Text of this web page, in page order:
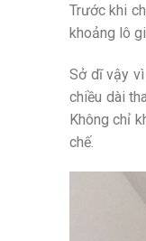
Trước khi
khoảng lô
Sở dĩ vậy
chiều dài
Không chỉ
chế.